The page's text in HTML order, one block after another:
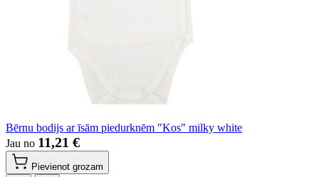
Bērnu bodijs ar īsām piedurknēm "Kos" milky white
Jau no 11,21 €
Pievienot grozam